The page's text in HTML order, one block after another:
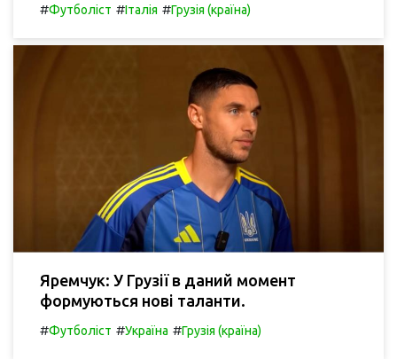
#Футболіст #Італія #Грузія (країна)
Яремчук: У Грузії в даний момент
формуються нові таланти.
#Футболіст #Україна #Грузія (країна)